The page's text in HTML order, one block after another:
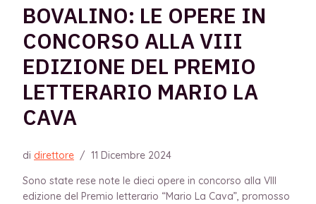
BOVALINO: LE OPERE IN
CONCORSO ALLA VIII
EDIZIONE DEL PREMIO
LETTERARIO MARIO LA
CAVA
di direttore / 11 Dicembre 2024
Sono state rese note le dieci opere in concorso alla VIII
edizione del Premio letterario “Mario La Cava”, promosso